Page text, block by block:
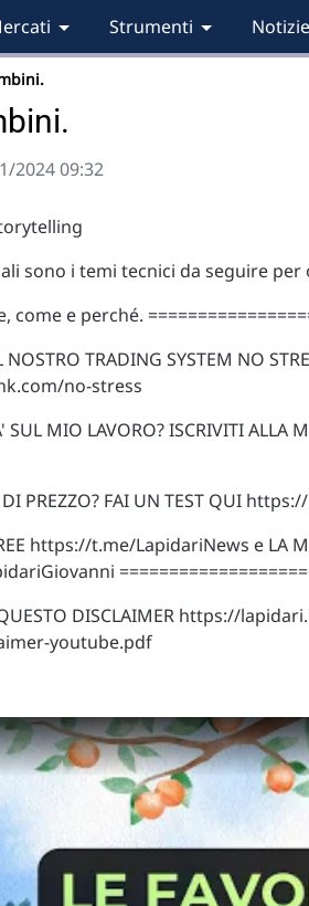
Strumenti Notizie
2024 09:32
sono i temi tecnici da seguire per
e perché.
TRADING SYSTEM NO
no-stress
MIO LAVORO? ISCRIVITI ALLA
DI PREZZO? FAI UN TEST QUI
https://t.me/LapidariNews e LA
DISCLAIMER https://
youtube.pdf